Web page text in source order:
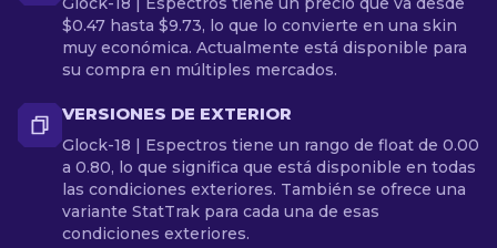
$0.47 hasta $9.73, lo que lo convierte en una skin
muy económica. Actualmente está disponible para
su compra en múltiples mercados.
VERSIONES DE EXTERIOR
Glock-18 | Espectros tiene un rango de float de 0.00
a 0.80, lo que significa que está disponible en todas
las condiciones exteriores. También se ofrece una
variante StatTrak para cada una de esas
condiciones exteriores.